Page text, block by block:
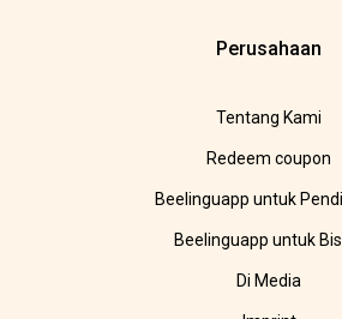
Perusahaan
Tentang Kami
Redeem coupon
Beelinguapp untuk
Beelinguapp untuk
Di Media